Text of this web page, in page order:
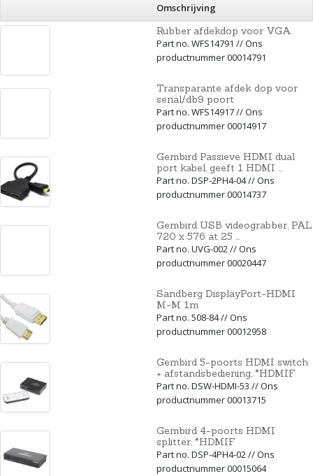
Omschrijving
Rubber afdekdop voor VGA
Part no. WFS14791 // Ons
productnummer 00014791
Transparante afdek dop voor
serial/db9 poort
Part no. WFS14917 // Ons
productnummer 00014917
Gembird Passieve HDMI dual
port kabel, geeft 1 HDMI ...
Part no. DSP-2PH4-04 // Ons
productnummer 00014737
Gembird USB videograbber, PAL
720 x 576 at 25 ...
Part no. UVG-002 // Ons
productnummer 00020447
Sandberg DisplayPort-HDMI
M-M 1m
Part no. 508-84 // Ons
productnummer 00012958
Gembird 5-poorts HDMI switch
+ afstandsbediening, *HDMIF
Part no. DSW-HDMI-53 // Ons
productnummer 00013715
Gembird 4-poorts HDMI
splitter, *HDMIF
Part no. DSP-4PH4-02 // Ons
productnummer 00015064